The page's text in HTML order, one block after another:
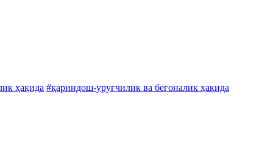
ҳақида #қариндош-уруғчилик ва бегоналик ҳақида